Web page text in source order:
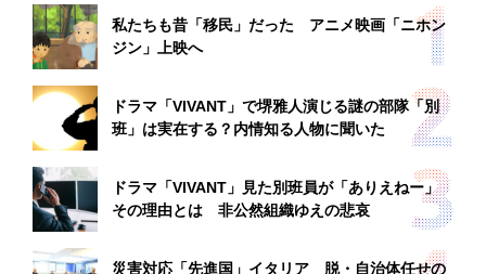
私たちも昔「移民」だった アニメ映画「ニホン
ジン」上映へ
ドラマ「VIVANT」で堺雅人演じる謎の部隊「別
班」は実在する？内情知る人物に聞いた
ドラマ「VIVANT」見た別班員が「ありえねー」
その理由とは 非公然組織ゆえの悲哀
災害対応「先進国」イタリア 脱・自治体任せの